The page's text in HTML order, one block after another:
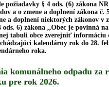
§ 4 ods. (6) zákona NR
a o zmene a doplnení zákona č.
a doplnení niektorých zákonov v
6) zákona ,,Obec je povinná
tabuli obce zverejniť informáciu
kalendárny rok do 28.
roka.
komunálneho odpadu za
pre rok 2026.